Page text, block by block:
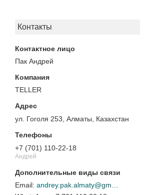
Контакты
Пак Андрей
TELLER
ул. Гоголя 253, Алматы, Казахстан
+7 (701) 110-22-18
Андрей